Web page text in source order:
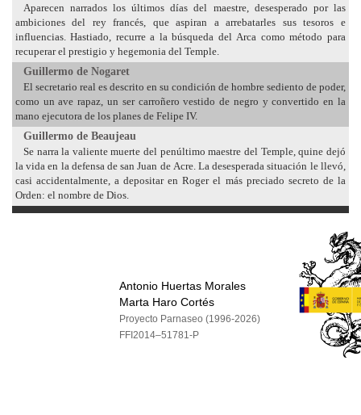
Aparecen narrados los últimos días del maestre, desesperado por las
ambiciones del rey francés, que aspiran a arrebatarles sus tesoros e
influencias. Hastiado, recurre a la búsqueda del Arca como método para
recuperar el prestigio y hegemonia del Temple.
Guillermo de Nogaret
El secretario real es descrito en su condición de hombre sediento de poder,
como un ave rapaz, un ser carroñero vestido de negro y convertido en la
mano ejecutora de los planes de Felipe IV.
Guillermo de Beaujeau
Se narra la valiente muerte del penúltimo maestre del Temple, quine dejó
la vida en la defensa de san Juan de Acre. La desesperada situación le llevó,
casi accidentalmente, a depositar en Roger el más preciado secreto de la
Orden: el nombre de Dios.
Antonio Huertas Morales
Marta Haro Cortés
Proyecto Parnaseo (1996-2026)
FFI2014–51781-P